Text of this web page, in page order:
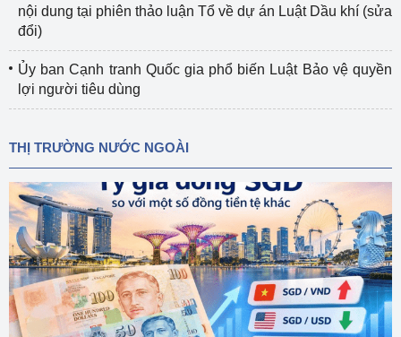
nội dung tại phiên thảo luận Tổ về dự án Luật Dầu khí (sửa
đổi)
Ủy ban Cạnh tranh Quốc gia phổ biến Luật Bảo vệ quyền
lợi người tiêu dùng
THỊ TRƯỜNG NƯỚC NGOÀI